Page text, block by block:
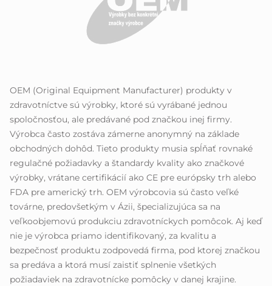
OEM (Original Equipment Manufacturer) produkty v
zdravotníctve sú výrobky, ktoré sú vyrábané jednou
spoločnosťou, ale predávané pod značkou inej firmy.
Výrobca často zostáva zámerne anonymný na základe
obchodných dohôd. Tieto produkty musia spĺňať rovnaké
regulačné požiadavky a štandardy kvality ako značkové
výrobky, vrátane certifikácií ako CE pre európsky trh alebo
FDA pre americký trh. OEM výrobcovia sú často veľké
továrne, predovšetkým v Ázii, špecializujúca sa na
veľkoobjemovú produkciu zdravotníckych pomôcok. Aj keď
nie je výrobca priamo identifikovaný, za kvalitu a
bezpečnosť produktu zodpovedá firma, pod ktorej značkou
sa predáva a ktorá musí zaistiť splnenie všetkých
požiadaviek na zdravotnícke pomôcky v danej krajine.